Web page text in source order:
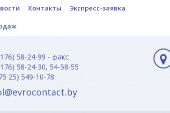
Контакты
Экспресс-заявка
58-24-99 - факс
58-24-30, 54-58-55
25) 549-10-78